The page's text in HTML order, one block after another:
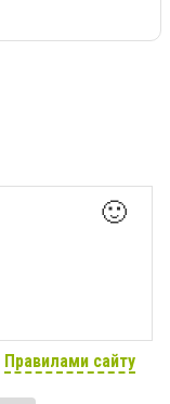
🙂
Правилами сайту